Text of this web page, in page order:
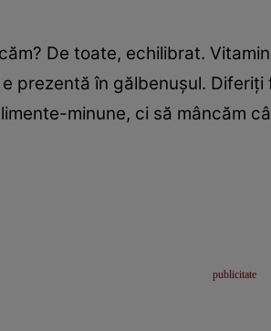
De toate, echilibrat.
prezentă în gălbenuşul.
minune, ci să mâncăm